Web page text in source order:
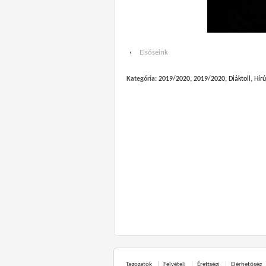
‹ Elsőseink
Kategória: 2019/2020, 2019/2020, Diáktoll ,
Tagozatok Felvételi Érettségi Elérhetőség